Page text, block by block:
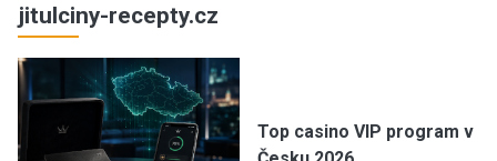
jitulciny-recepty.cz
Top casino VIP program v